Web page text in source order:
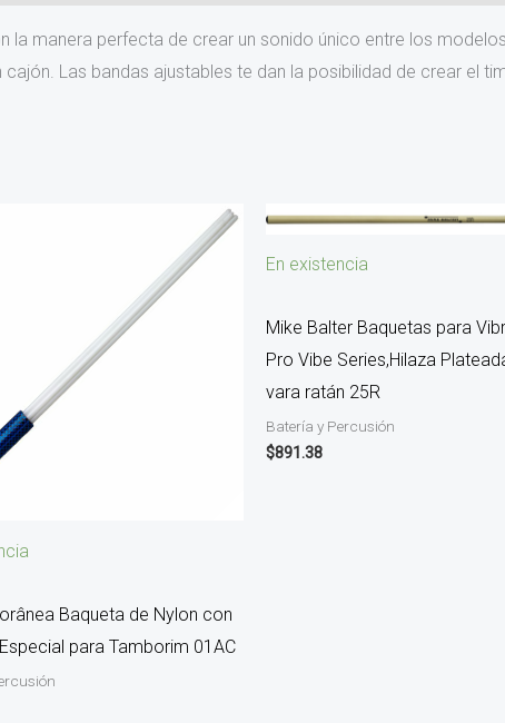
manera perfecta de crear un sonido único entre los
Las bandas ajustables te dan la posibilidad de crear el
Baqueta de Nylon con
para Tamborim 01AC
En existencia
Mike Balter Baquetas para
Pro Vibe Series,Hilaza
vara ratán 25R
Batería y Percusión
$891.38